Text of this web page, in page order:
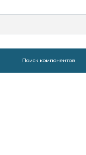
Поиск компонентов